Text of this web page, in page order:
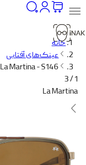
خانه
عینک‌های آفتابی
La Martina - S146
1 / 3
La Martina